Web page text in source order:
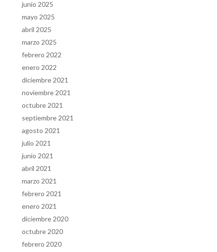
junio 2025
mayo 2025
abril 2025
marzo 2025
febrero 2022
enero 2022
diciembre 2021
noviembre 2021
octubre 2021
septiembre 2021
agosto 2021
julio 2021
junio 2021
abril 2021
marzo 2021
febrero 2021
enero 2021
diciembre 2020
octubre 2020
febrero 2020